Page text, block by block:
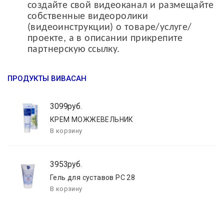
создайте свой видеоканал и размещайте
собственные видеоролики
(видеоинструкции) о товаре/услуге/
проекте, а в описании прикрепите
партнерскую ссылку.
ПРОДУКТЫ ВИВАСАН
3099руб.
КРЕМ МОЖЖЕВЕЛЬНИК
3953руб.
Гель для суставов РС 28